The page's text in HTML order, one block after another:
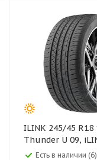
ILINK 245/45 R18 100W XL
Thunder U 09,
Есть в наличии (6)